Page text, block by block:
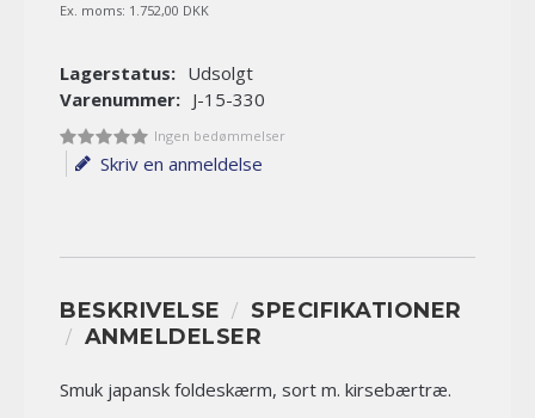
Ex. moms: 1.752,00 DKK
Lagerstatus: Udsolgt
Varenummer: J-15-330
Ingen bedømmelser
Skriv en anmeldelse
BESKRIVELSE
SPECIFIKATIONER
ANMELDELSER
Smuk japansk foldeskærm, sort m. kirsebærtræ.